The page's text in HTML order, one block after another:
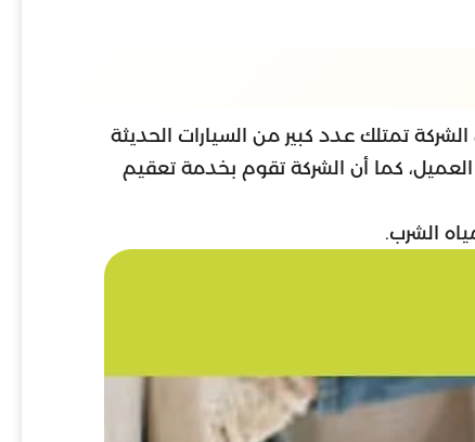
تمتلك عدد كبير من السيارات الحديثة
كما أن الشركة تقوم بخدمة تعقيم
الشرب.